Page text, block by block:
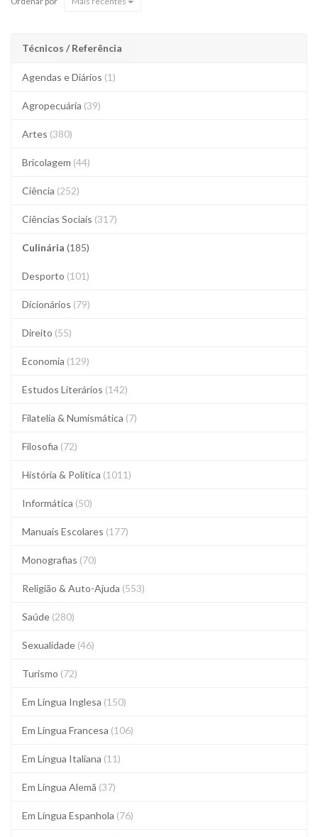
Técnicos / Referência
Agendas e Diários (1)
Agropecuária (39)
Artes (380)
Bricolagem (44)
Ciência (252)
Ciências Sociais (317)
Culinária (185)
Desporto (101)
Dicionários (79)
Direito (55)
Economia (129)
Estudos Literários (142)
Filatelia & Numismática (7)
Filosofia (72)
História & Política (1011)
Informática (50)
Manuais Escolares (177)
Monografias (70)
Religião & Auto-Ajuda (553)
Saúde (280)
Sexualidade (46)
Turismo (72)
Em Língua Inglesa (150)
Em Língua Francesa (106)
Em Língua Italiana (11)
Em Língua Alemã (37)
Em Língua Espanhola (76)